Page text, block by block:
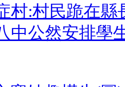
村:村民跪在縣
中公然安排學